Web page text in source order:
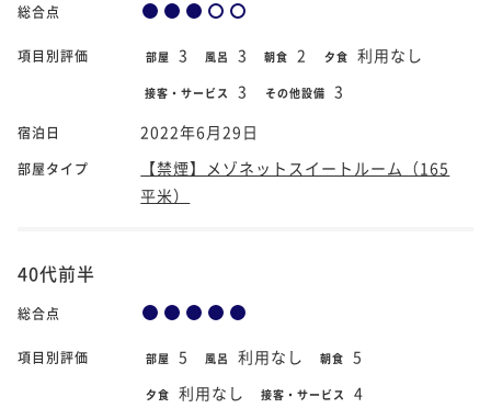
総合点
項目別評価 部屋 3 風呂 3 朝食 2 夕食 利用なし
接客・サービス 3 その他設備 3
宿泊日 2022年6月29日
部屋タイプ
【禁煙】メゾネットスイートルーム（165
平米）
40代前半
総合点
項目別評価 部屋 5 風呂 利用なし 朝食 5
夕食 利用なし 接客・サービス 4